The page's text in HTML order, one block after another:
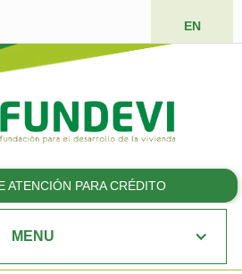
EN
ATENCIÓN PARA CRÉDITO
MENU